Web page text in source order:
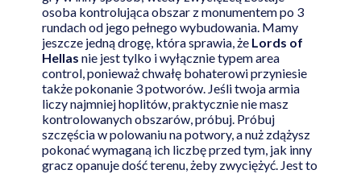
osoba kontrolująca obszar z monumentem po 3
rundach od jego pełnego wybudowania. Mamy
jeszcze jedną drogę, która sprawia, że Lords of
Hellas nie jest tylko i wyłącznie typem area
control, ponieważ chwałę bohaterowi przyniesie
także pokonanie 3 potworów. Jeśli twoja armia
liczy najmniej hoplitów, praktycznie nie masz
kontrolowanych obszarów, próbuj. Próbuj
szczęścia w polowaniu na potwory, a nuż zdążysz
pokonać wymaganą ich liczbę przed tym, jak inny
gracz opanuje dość terenu, żeby zwyciężyć. Jest to